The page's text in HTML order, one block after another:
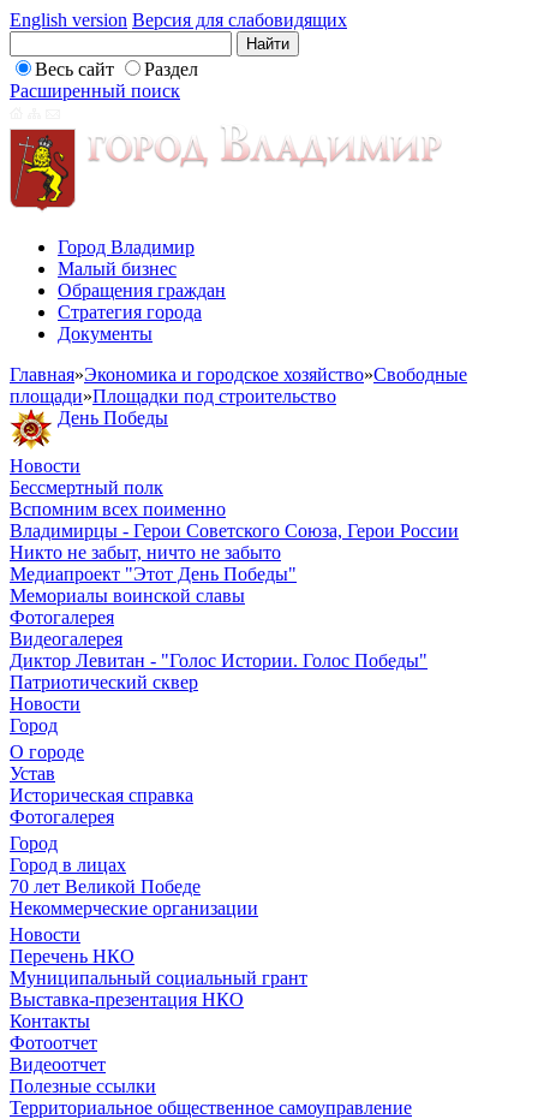
English version Версия для слабовидящих
Весь сайт
Раздел
Расширенный поиск
Город Владимир
Малый бизнес
Обращения граждан
Стратегия города
Документы
Главная»Экономика и городское хозяйство»Свободные
площади»Площадки под строительство
День Победы
Новости
Бессмертный полк
Вспомним всех поименно
Владимирцы - Герои Советского Союза, Герои России
Никто не забыт, ничто не забыто
Медиапроект "Этот День Победы"
Мемориалы воинской славы
Фотогалерея
Видеогалерея
Диктор Левитан - "Голос Истории. Голос Победы"
Патриотический сквер
Новости
Город
О городе
Устав
Историческая справка
Фотогалерея
Город
Город в лицах
70 лет Великой Победе
Некоммерческие организации
Новости
Перечень НКО
Муниципальный социальный грант
Выставка-презентация НКО
Контакты
Фотоотчет
Видеоотчет
Полезные ссылки
Территориальное общественное самоуправление